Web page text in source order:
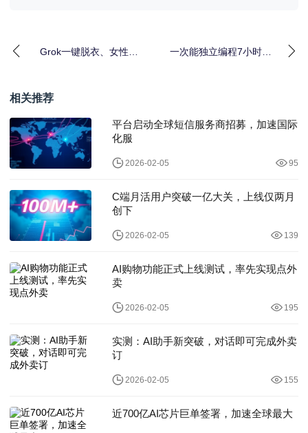
Grok一键脱衣、女性受
一次能独立编程7小时！
相关推荐
平台启动全球短信服务商招募，加速国际
化服
2026-02-05 95
C端月活用户突破一亿大关，上线仅两月
创下
2026-02-05 139
AI购物功能正式上线测试，率先实现点外
卖
2026-02-05 195
实测：AI助手新突破，对话即可完成外卖
订
2026-02-05 155
近700亿AI芯片巨单签署，加速全球最大